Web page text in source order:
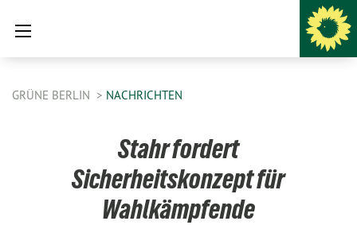
GRÜNE BERLIN NACHRICHTEN
Stahr fordert
Sicherheitskonzept für
Wahlkämpfende